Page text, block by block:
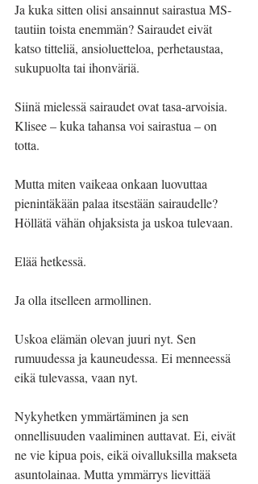
Ja kuka sitten olisi ansainnut sairastua MS-
tautiin toista enemmän? Sairaudet eivät
katso titteliä, ansioluetteloa, perhetaustaa,
sukupuolta tai ihonväriä.
Siinä mielessä sairaudet ovat tasa-arvoisia.
Klisee – kuka tahansa voi sairastua – on
totta.
Mutta miten vaikeaa onkaan luovuttaa
pienintäkään palaa itsestään sairaudelle?
Höllätä vähän ohjaksista ja uskoa tulevaan.
Elää hetkessä.
Ja olla itselleen armollinen.
Uskoa elämän olevan juuri nyt. Sen
rumuudessa ja kauneudessa. Ei menneessä
eikä tulevassa, vaan nyt.
Nykyhetken ymmärtäminen ja sen
onnellisuuden vaaliminen auttavat. Ei, eivät
ne vie kipua pois, eikä oivalluksilla makseta
asuntolainaa. Mutta ymmärrys lievittää